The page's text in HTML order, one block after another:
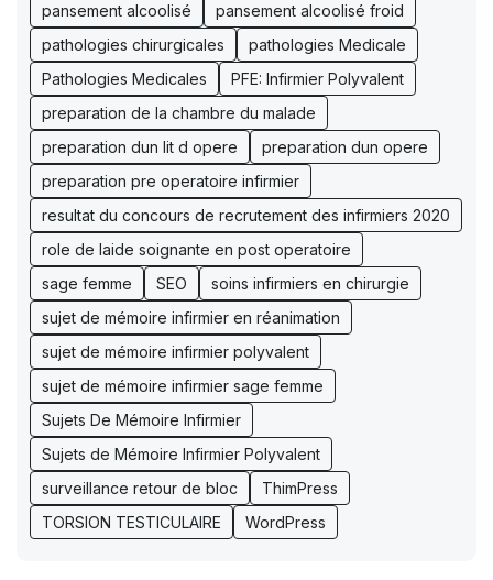
pansement alcoolisé
pansement alcoolisé froid
pathologies chirurgicales
pathologies Medicale
Pathologies Medicales
PFE: Infirmier Polyvalent
preparation de la chambre du malade
preparation dun lit d opere
preparation dun opere
preparation pre operatoire infirmier
resultat du concours de recrutement des infirmiers 2020
role de laide soignante en post operatoire
sage femme
SEO
soins infirmiers en chirurgie
sujet de mémoire infirmier en réanimation
sujet de mémoire infirmier polyvalent
sujet de mémoire infirmier sage femme
Sujets De Mémoire Infirmier
Sujets de Mémoire Infirmier Polyvalent
surveillance retour de bloc
ThimPress
TORSION TESTICULAIRE
WordPress